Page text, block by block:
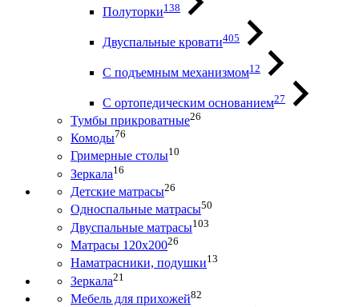
Полуторки138
Двуспальные кровати405
С подъемным механизмом12
С ортопедическим основанием27
Тумбы прикроватные26
Комоды76
Гримерные столы10
Зеркала16
Детские матрасы26
Односпальные матрасы50
Двуспальные матрасы103
Матрасы 120х20026
Наматрасники, подушки13
Зеркала21
Мебель для прихожей82